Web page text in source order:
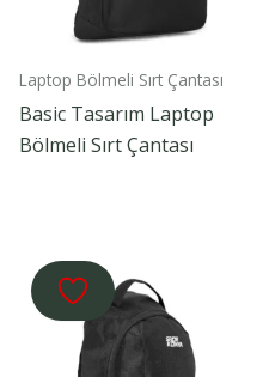
Laptop Bölmeli Sırt Çantası
Basic Tasarım Laptop
Bölmeli Sırt Çantası